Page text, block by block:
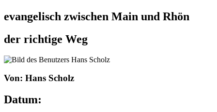
evangelisch zwischen Main und Rhön
der richtige Weg
Von: Hans Scholz
Datum: